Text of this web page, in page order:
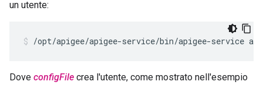
un utente:
/opt/apigee/apigee-service/bin/apigee-service
Dove configFile crea l'utente, come mostrato nell'esempio